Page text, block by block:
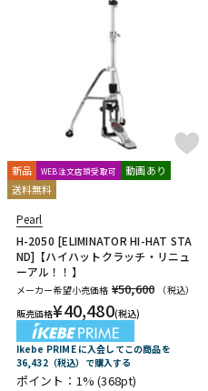
ヴィンテージ
新品 WEB注文店頭受取可
動画あり
送料無料
Pearl
H-2050 [ELIMINATOR HI-HAT STA
ND]【ハイハットクラッチ・リニュ
ーアル！！】
メーカー希望小売価格 ¥50,600
（税込）
販売価格¥40,480(税込)
Ikebe PRIME に入会してこの商品を
36,432（税込）で購入する
ポイント：1%(368pt)